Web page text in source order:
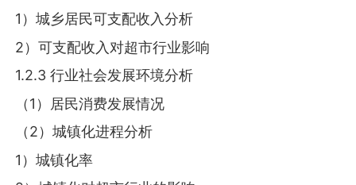
1）城乡居民可支配收入分析
2）可支配收入对超市行业影响
1.2.3 行业社会发展环境分析
（1）居民消费发展情况
（2）城镇化进程分析
1）城镇化率